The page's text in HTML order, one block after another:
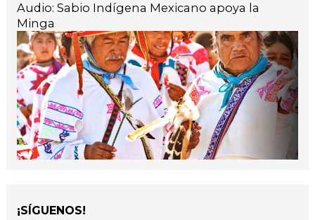
Audio: Sabio Indígena Mexicano apoya la
Minga
¡SÍGUENOS!